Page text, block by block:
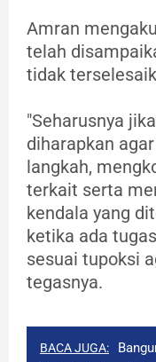
Amran
telah
tidak
"Seharusnya
diharapkan
langkah,
terkait serta
kendala yang
ketika ada
sesuai tupoksi
tegasnya.
BACA JUGA: